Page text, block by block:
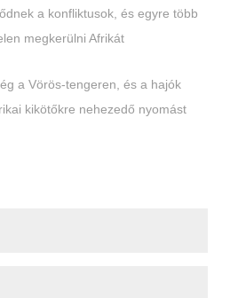
a konfliktusok, és egyre több
megkerülni Afrikát
a Vörös-tengeren, és a hajók
kikötőkre nehezedő nyomást